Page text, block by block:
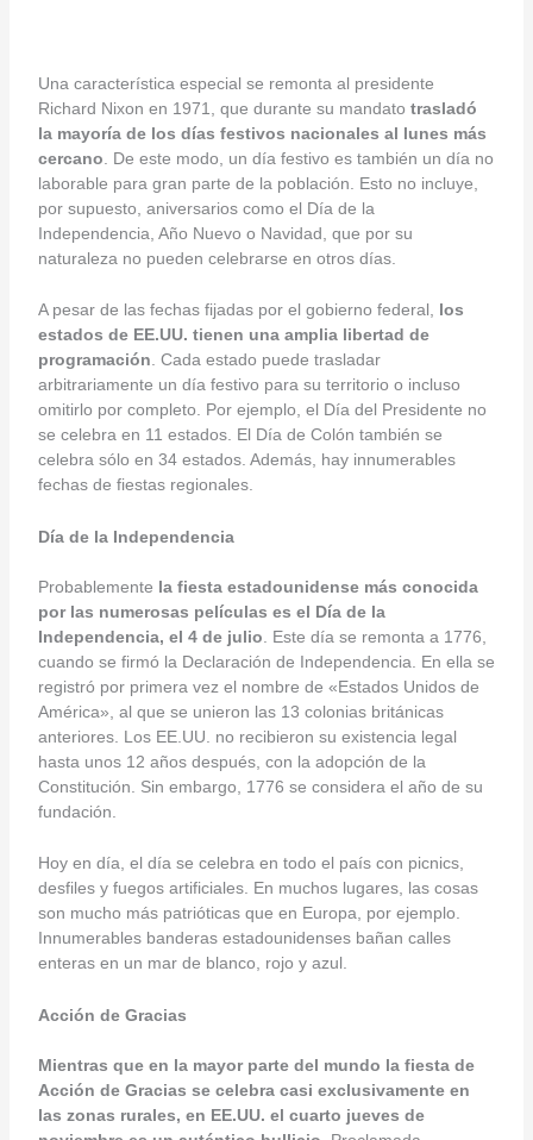
Una característica especial se remonta al presidente
Richard Nixon en 1971, que durante su mandato trasladó
la mayoría de los días festivos nacionales al lunes más
cercano . De este modo, un día festivo es también un día no
laborable para gran parte de la población. Esto no incluye,
por supuesto, aniversarios como el Día de la
Independencia, Año Nuevo o Navidad, que por su
naturaleza no pueden celebrarse en otros días.
A pesar de las fechas fijadas por el gobierno federal, los
estados de EE.UU. tienen una amplia libertad de
programación. Cada estado puede trasladar
arbitrariamente un día festivo para su territorio o incluso
omitirlo por completo. Por ejemplo, el Día del Presidente no
se celebra en 11 estados. El Día de Colón también se
celebra sólo en 34 estados. Además, hay innumerables
fechas de fiestas regionales.
Día de la Independencia
Probablemente la fiesta estadounidense más conocida
por las numerosas películas es el Día de la
Independencia, el 4 de julio . Este día se remonta a 1776,
cuando se firmó la Declaración de Independencia. En ella se
registró por primera vez el nombre de «Estados Unidos de
América», al que se unieron las 13 colonias británicas
anteriores. Los EE.UU. no recibieron su existencia legal
hasta unos 12 años después, con la adopción de la
Constitución. Sin embargo, 1776 se considera el año de su
fundación.
Hoy en día, el día se celebra en todo el país con picnics,
desfiles y fuegos artificiales. En muchos lugares, las cosas
son mucho más patrióticas que en Europa, por ejemplo.
Innumerables banderas estadounidenses bañan calles
enteras en un mar de blanco, rojo y azul.
Acción de Gracias
Mientras que en la mayor parte del mundo la fiesta de
Acción de Gracias se celebra casi exclusivamente en
las zonas rurales, en EE.UU. el cuarto jueves de